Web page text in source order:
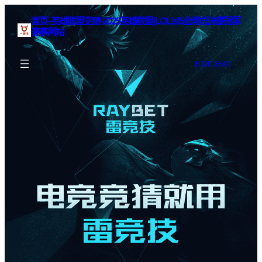
首页–英雄联盟竞猜-2025英雄联盟(LOL)s15全球总决赛冠军
赛事网站
BOOK SEAT